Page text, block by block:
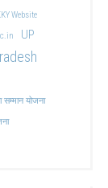
Website
UP
सम्मान योजना